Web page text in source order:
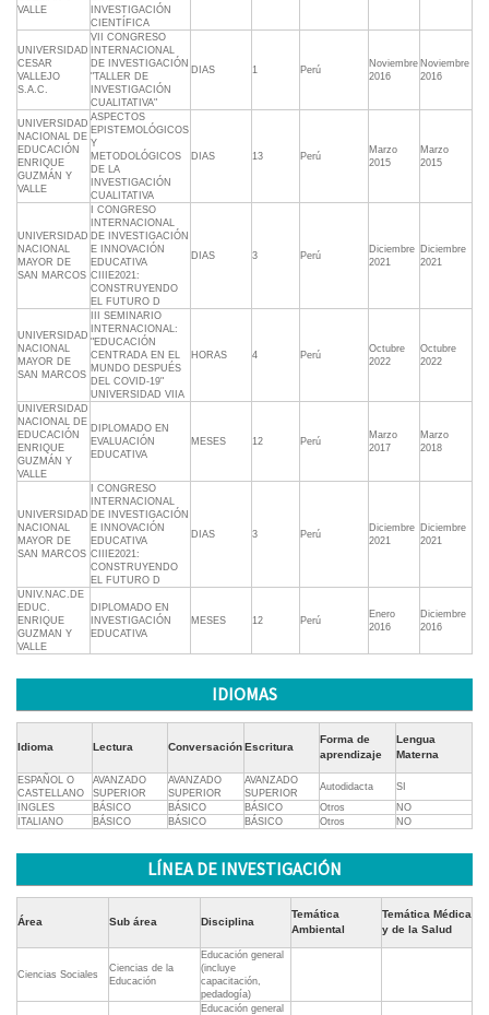
VALLE
INVESTIGACIÓN
CIENTÍFICA
UNIVERSIDAD
CESAR
VALLEJO
S.A.C.
VII CONGRESO
INTERNACIONAL
DE INVESTIGACIÓN
"TALLER DE
INVESTIGACIÓN
CUALITATIVA"
DIAS 1 Perú
Noviembre
2016
Noviembre
2016
UNIVERSIDAD
NACIONAL DE
EDUCACIÓN
ENRIQUE
GUZMÁN Y
VALLE
ASPECTOS
EPISTEMOLÓGICOS
Y
METODOLÓGICOS
DE LA
INVESTIGACIÓN
CUALITATIVA
DIAS 13 Perú
Marzo
2015
Marzo
2015
UNIVERSIDAD
NACIONAL
MAYOR DE
SAN MARCOS
I CONGRESO
INTERNACIONAL
DE INVESTIGACIÓN
E INNOVACIÓN
EDUCATIVA
CIIIE2021:
CONSTRUYENDO
EL FUTURO D
DIAS 3 Perú
Diciembre
2021
Diciembre
2021
UNIVERSIDAD
NACIONAL
MAYOR DE
SAN MARCOS
III SEMINARIO
INTERNACIONAL:
"EDUCACIÓN
CENTRADA EN EL
MUNDO DESPUÉS
DEL COVID-19"
UNIVERSIDAD VIIA
HORAS 4 Perú
Octubre
2022
Octubre
2022
UNIVERSIDAD
NACIONAL DE
EDUCACIÓN
ENRIQUE
GUZMÁN Y
VALLE
DIPLOMADO EN
EVALUACIÓN
EDUCATIVA
MESES 12 Perú
Marzo
2017
Marzo
2018
UNIVERSIDAD
NACIONAL
MAYOR DE
SAN MARCOS
I CONGRESO
INTERNACIONAL
DE INVESTIGACIÓN
E INNOVACIÓN
EDUCATIVA
CIIIE2021:
CONSTRUYENDO
EL FUTURO D
DIAS 3 Perú
Diciembre
2021
Diciembre
2021
UNIV.NAC.DE
EDUC.
ENRIQUE
GUZMAN Y
VALLE
DIPLOMADO EN
INVESTIGACIÓN
EDUCATIVA
MESES 12 Perú
Enero
2016
Diciembre
2016
IDIOMAS
Idioma Lectura ConversaciónEscritura
Forma de
aprendizaje
Lengua
Materna
ESPAÑOL O
CASTELLANO
AVANZADO
SUPERIOR
AVANZADO
SUPERIOR
AVANZADO
SUPERIOR
Autodidacta
SI
INGLES
BÁSICO BÁSICO BÁSICO Otros
NO
ITALIANO
BÁSICO BÁSICO BÁSICO Otros NO
LÍNEA DE INVESTIGACIÓN
Área Sub área Disciplina
Temática
Ambiental
Temática Médica
y de la Salud
Ciencias Sociales
Ciencias de la
Educación
Educación general
(incluye
capacitación,
pedadogía)
Educación general